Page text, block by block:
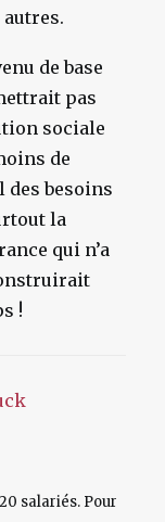
de base
pas
sociale
de
besoins
la
qui n’a
!
salariés. Pour